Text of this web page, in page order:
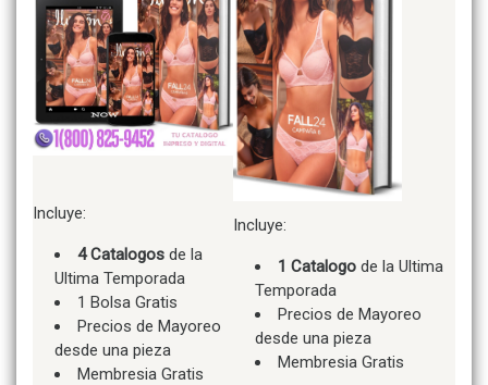
Incluye:
4 Catalogos de la
Ultima Temporada
1 Bolsa Gratis
Precios de Mayoreo
desde una pieza
Membresia Gratis
Incluye:
1 Catalogo de la Ultima
Temporada
Precios de Mayoreo
desde una pieza
Membresia Gratis